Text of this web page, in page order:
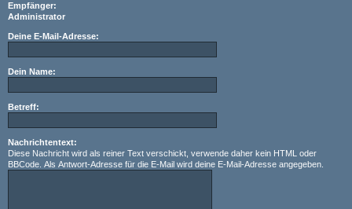
Empfänger:
Administrator
Deine E-Mail-Adresse:
Dein Name:
Betreff:
Nachrichtentext:
Diese Nachricht wird als reiner Text verschickt, verwende daher kein HTML oder
BBCode. Als Antwort-Adresse für die E-Mail wird deine E-Mail-Adresse angegeben.